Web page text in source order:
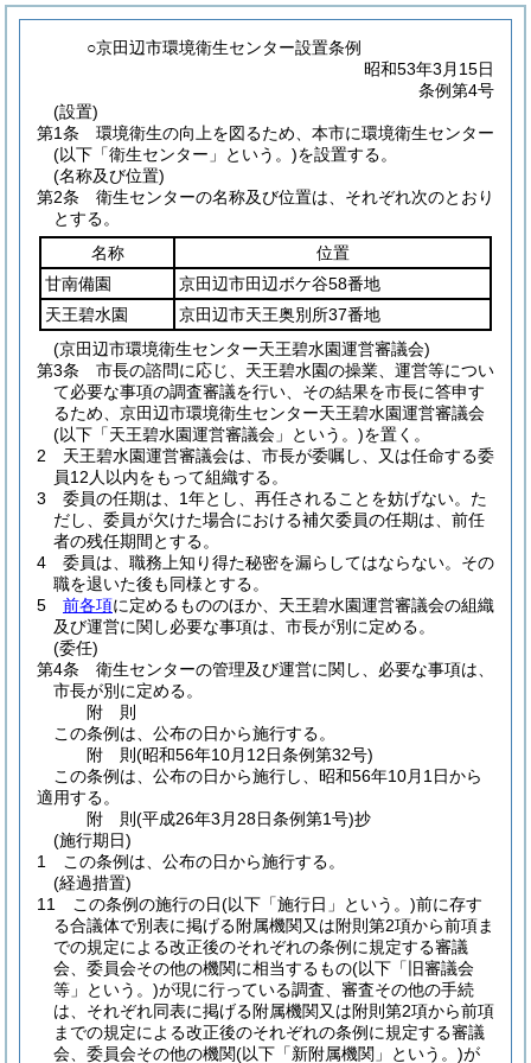
○京田辺市環境衛生センター設置条例
昭和53年3月15日
条例第4号
(設置)
第1条
環境衛生の向上を図るため、本市に環境衛生センター
(以下「衛生センター」という。)を設置する。
(名称及び位置)
第2条
衛生センターの名称及び位置は、それぞれ次のとおり
とする。
名称
位置
甘南備園
京田辺市田辺ボケ谷58番地
天王碧水園
京田辺市天王奥別所37番地
(京田辺市環境衛生センター天王碧水園運営審議会)
第3条
市長の諮問に応じ、天王碧水園の操業、運営等につい
て必要な事項の調査審議を行い、その結果を市長に答申す
るため、京田辺市環境衛生センター天王碧水園運営審議会
(以下「天王碧水園運営審議会」という。)を置く。
2
天王碧水園運営審議会は、市長が委嘱し、又は任命する委
員12人以内をもって組織する。
3
委員の任期は、1年とし、再任されることを妨げない。 た
だし、委員が欠けた場合における補欠委員の任期は、前任
者の残任期間とする。
4
委員は、職務上知り得た秘密を漏らしてはならない。 その
職を退いた後も同様とする。
5
前各項に定めるもののほか、天王碧水園運営審議会の組織
及び運営に関し必要な事項は、市長が別に定める。
(委任)
第4条
衛生センターの管理及び運営に関し、必要な事項は、
市長が別に定める。
附 則
この条例は、公布の日から施行する。
附 則(昭和56年10月12日条例第32号)
この条例は、公布の日から施行し、昭和56年10月1日から
適用する。
附 則(平成26年3月28日条例第1号)抄
(施行期日)
1
この条例は、公布の日から施行する。
(経過措置)
11
この条例の施行の日(以下「施行日」という。)前に存す
る合議体で別表に掲げる附属機関又は附則第2項から前項ま
での規定による改正後のそれぞれの条例に規定する審議
会、委員会その他の機関に相当するもの(以下「旧審議会
等」という。)が現に行っている調査、審査その他の手続
は、それぞれ同表に掲げる附属機関又は附則第2項から前項
までの規定による改正後のそれぞれの条例に規定する審議
会、委員会その他の機関(以下「新附属機関」という。)が